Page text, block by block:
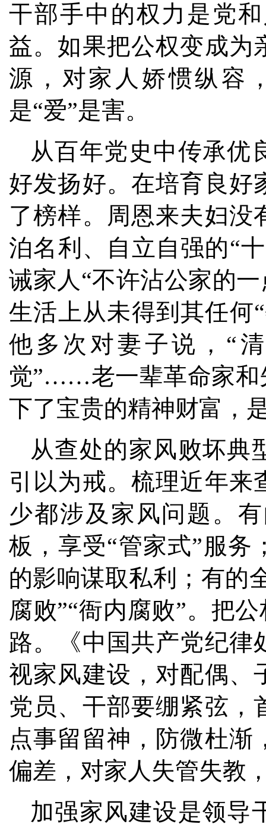
干部手中的权力是党
益。如果把公权变成为
源，对家人娇惯纵容
是“爱”是害。
从百年党史中传承优
好发扬好。在培育良好
了榜样。周恩来夫妇没
泊名利、自立自强的“
诫家人“不许沾公家的
生活上从未得到其任何
他多次对妻子说，“
觉”……老一辈革命家和
下了宝贵的精神财富，
从查处的家风败坏典
引以为戒。梳理近年来
少都涉及家风问题。
板，享受“管家式”服务
的影响谋取私利；有的
腐败”“衙内腐败”。把
路。《中国共产党纪律
视家风建设，对配偶、
党员、干部要绷紧弦，
点事留留神，防微杜渐
偏差，对家人失管失教
加强家风建设是领导